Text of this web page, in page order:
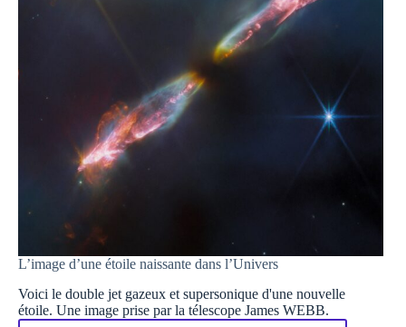
L’image d’une étoile naissante dans l’Univers
Voici le double jet gazeux et supersonique d'une nouvelle
étoile. Une image prise par la télescope James WEBB.